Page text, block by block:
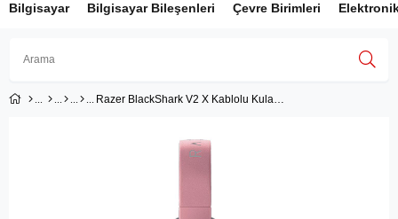
Bilgisayar Bilgisayar Bileşenleri Çevre Birimleri
Razer BlackShark V2 X Kablolu Kulaklık Pembe RZ04-03240800-R3M1